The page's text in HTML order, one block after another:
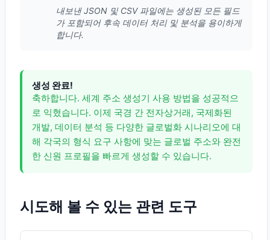
내보낸 JSON 및 CSV 파일에는 생성된 모든 필드
가 포함되어 후속 데이터 처리 및 분석을 용이하게
합니다.
생성 완료!
축하합니다. 세계 주소 생성기 사용 방법을 성공적으
로 익혔습니다. 이제 국경 간 전자상거래, 국제화된
개발, 데이터 분석 등 다양한 글로벌화 시나리오에 대
해 각국의 형식 요구 사항에 맞는 글로벌 주소와 완전
한 신원 프로필을 빠르게 생성할 수 있습니다.
시도해 볼 수 있는 관련 도구